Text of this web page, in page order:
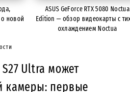
о новой
ASUS GeForce RTX 5080 Noctua
Edition — обзор видеокарты с
охлаждением Noctua
Ultra может
камеры: первые